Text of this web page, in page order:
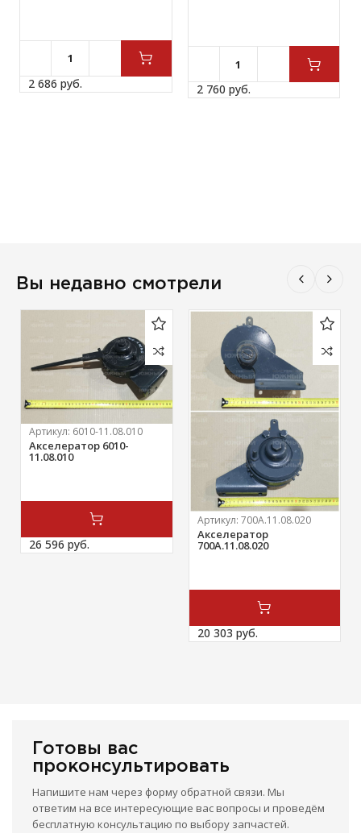
2 686 руб. 2 760 руб.
Вы недавно смотрели
Артикул: 6010-11.08.010
Акселератор 6010-
11.08.010
26 596 руб.
Артикул: 700А.11.08.020
Акселератор
700А.11.08.020
20 303 руб.
Готовы вас
проконсультировать
Напишите нам через форму обратной связи. Мы
ответим на все интересующие вас вопросы и проведём
бесплатную консультацию по выбору запчастей.